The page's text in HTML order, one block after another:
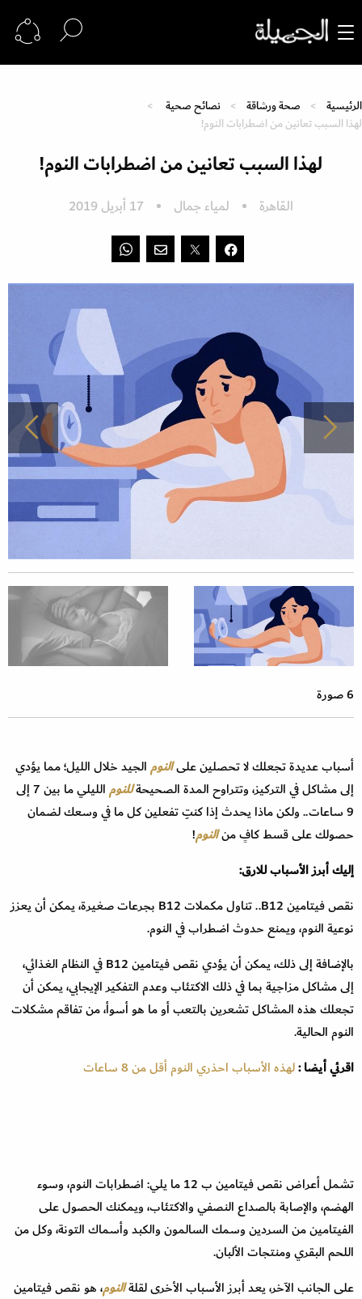
الرئيسية صحة ورشاقة
نصائح صحية
لهذا السبب تعانين من اضطرابات النوم!
لهذا السبب تعانين من اضطرابات النوم!
القاهرة لمياء جمال 17 أبريل 2019
6 صورة
أسباب عديدة تجعلك لا تحصلين علىالنومالجيد خلال الليل؛ مما يؤدي
إلى مشاكل في التركيز، وتتراوح المدة الصحيحةللنوم
الليلي ما بين 7 إلى
9 ساعات.. ولكن ماذا يحدث إذا كنتِ تفعلين كل ما في وسعك لضمان
حصولك على قسط كافٍ منالنوم!
إليك أبرز الأسباب للارق:
نقص فيتامين B12.. تناول مكملات B12 بجرعات صغيرة، يمكن أن يعزز
نوعية النوم، ويمنع حدوث اضطراب في النوم.
بالإضافة إلى ذلك، يمكن أن يؤدي نقص فيتامين B12 في النظام الغذائي،
إلى مشاكل مزاجية بما في ذلك الاكتئاب وعدم التفكير الإيجابي، يمكن أن
تجعلك هذه المشاكل تشعرين بالتعب أو ما هو أسوأ، من تفاقم مشكلات
النوم الحالية.
اقرئي أيضا :لهذه الأسباب احذري النوم أقل من 8 ساعات
تشمل أعراض نقص فيتامين ب 12 ما يلي: اضطرابات النوم، وسوء
الهضم، والإصابة بالصداع النصفي والاكتئاب، ويمكنك الحصول على
الفيتامين من السردين وسمك السالمون والكبد وأسماك التونة، وكل من
اللحم البقري ومنتجات الألبان.
على الجانب الآخر، يعد أبرز الأسباب الأخرى لقلةالنوم، هو نقص فيتامين